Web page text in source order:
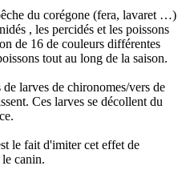
du corégone (fera, lavaret …)
, les percidés et les poissons
de 16 de couleurs différentes
tout au long de la saison.
larves de chironomes/vers de
Ces larves se décollent du
le fait d'imiter cet effet de
canin.